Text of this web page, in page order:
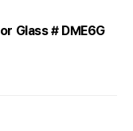
Glass # DME6G